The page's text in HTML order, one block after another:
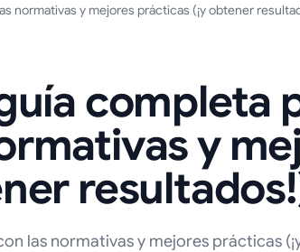
normativas y mejores prácticas (¡y obtener
completa
y
las normativas y mejores prácticas